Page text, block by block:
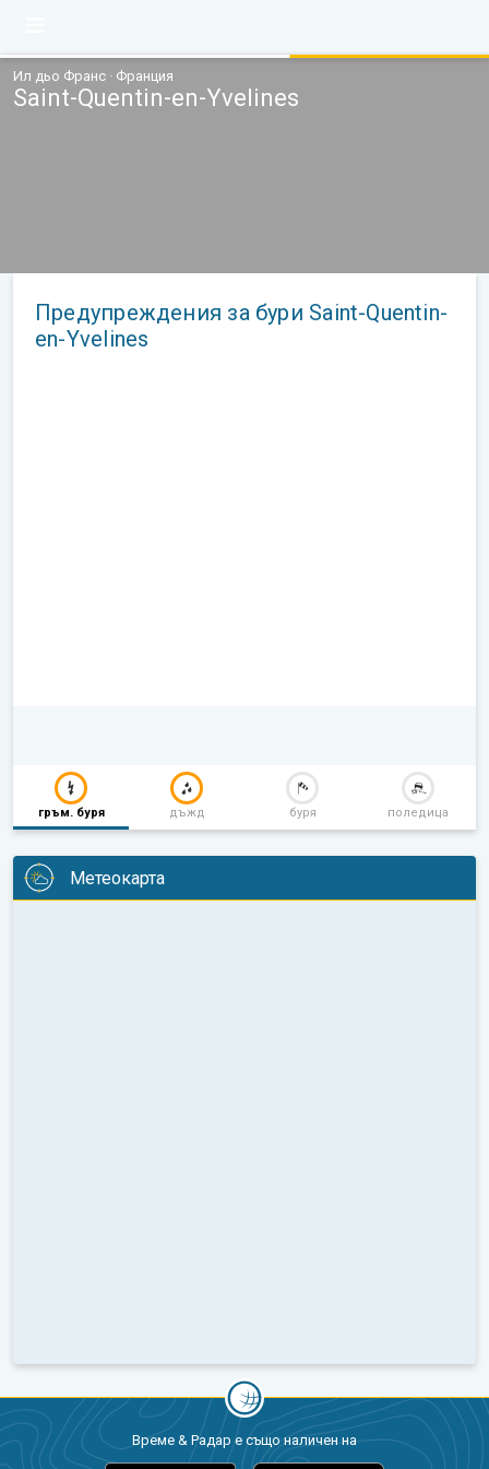
Ил дьо Франс · Франция
Saint-Quentin-en-Yvelines
Предупреждения за бури Saint-Quentin-
en-Yvelines
гръм. буря дъжд буря поледица
Метеокарта
Време & Радар е също наличен на